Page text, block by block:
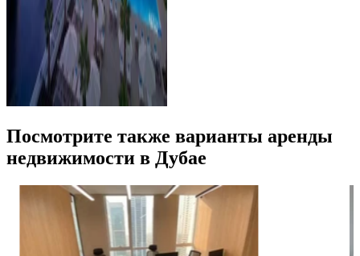
Посмотрите также варианты аренды
недвижимости в Дубае